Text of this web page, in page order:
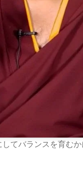
てバランスを育む